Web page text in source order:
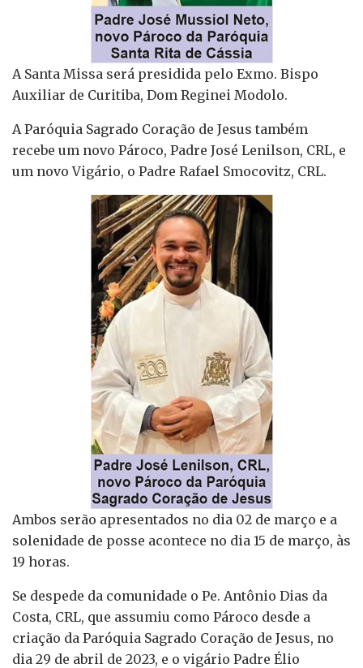
A Santa Missa será presidida pelo Exmo. Bispo
Auxiliar de Curitiba, Dom Reginei Modolo.
A Paróquia Sagrado Coração de Jesus também
recebe um novo Pároco, Padre José Lenilson, CRL, e
um novo Vigário, o Padre Rafael Smocovitz, CRL.
Ambos serão apresentados no dia 02 de março e a
solenidade de posse acontece no dia 15 de março, às
19 horas.
Se despede da comunidade o Pe. Antônio Dias da
Costa, CRL, que assumiu como Pároco desde a
criação da Paróquia Sagrado Coração de Jesus, no
dia 29 de abril de 2023, e o vigário Padre Élio